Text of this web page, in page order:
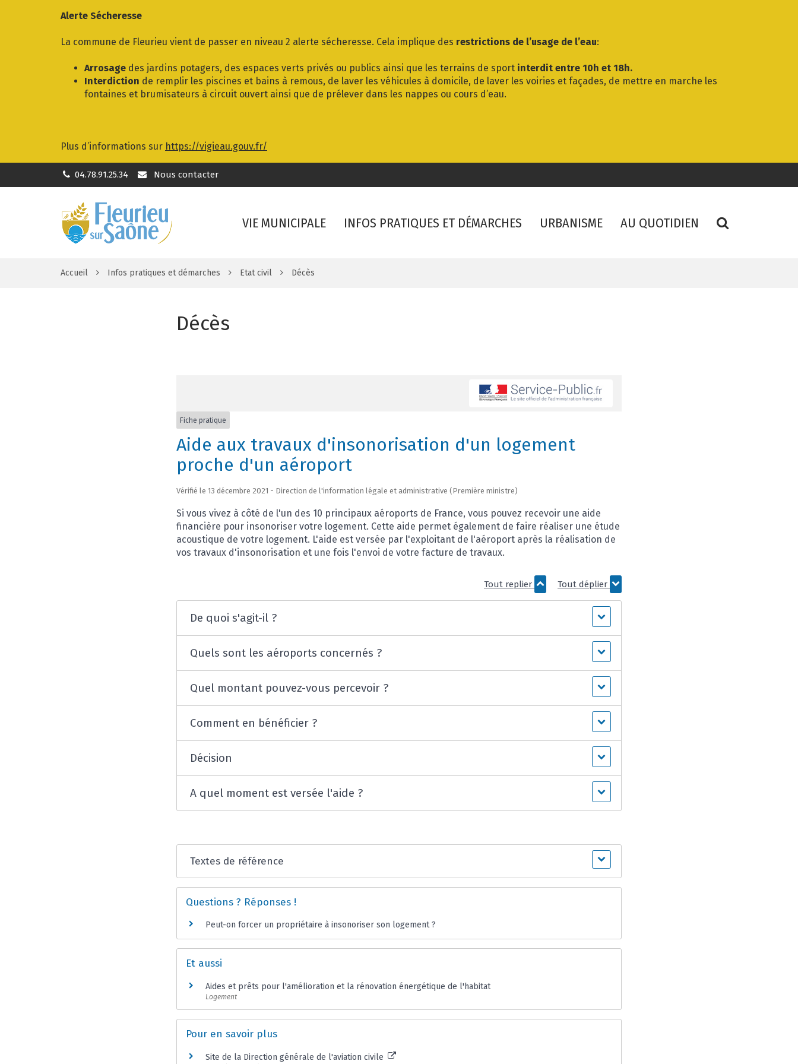
Alerte Sécheresse
La commune de Fleurieu vient de passer en niveau 2 alerte sécheresse. Cela implique des restrictions de l’usage de l’eau:
Arrosage des jardins potagers, des espaces verts privés ou publics ainsi que les terrains de sport interdit entre 10h et 18h.
Interdiction de remplir les piscines et bains à remous, de laver les véhicules à domicile, de laver les voiries et façades, de mettre en marche les
fontaines et brumisateurs à circuit ouvert ainsi que de prélever dans les nappes ou cours d’eau.
Plus d’informations sur https://vigieau.gouv.fr/
04.78.91.25.34 Nous contacter
VIE MUNICIPALE INFOS PRATIQUES ET DÉMARCHES URBANISME AU QUOTIDIEN
Accueil Infos pratiques et démarches Etat civil Décès
Décès
Fiche pratique
Aide aux travaux d'insonorisation d'un logement
proche d'un aéroport
Vérifié le 13 décembre 2021 - Direction de l'information légale et administrative (Première ministre)
Si vous vivez à côté de l'un des 10 principaux aéroports de France, vous pouvez recevoir une aide
financière pour insonoriser votre logement. Cette aide permet également de faire réaliser une étude
acoustique de votre logement. L'aide est versée par l'exploitant de l'aéroport après la réalisation de
vos travaux d'insonorisation et une fois l'envoi de votre facture de travaux.
Tout replier Tout déplier
De quoi s'agit-il ?
Quels sont les aéroports concernés ?
Quel montant pouvez-vous percevoir ?
Comment en bénéficier ?
Décision
A quel moment est versée l'aide ?
Textes de référence
Questions ? Réponses !
Peut-on forcer un propriétaire à insonoriser son logement ?
Et aussi
Aides et prêts pour l'amélioration et la rénovation énergétique de l'habitat
Logement
Pour en savoir plus
Site de la Direction générale de l'aviation civile